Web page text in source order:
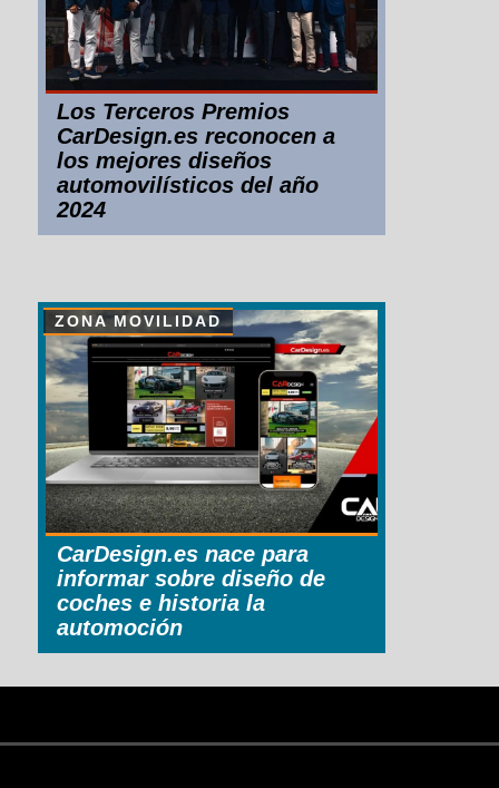
Los Terceros Premios
CarDesign.es reconocen a
los mejores diseños
automovilísticos del año
2024
ZONA MOVILIDAD
CarDesign.es nace para
informar sobre diseño de
coches e historia la
automoción